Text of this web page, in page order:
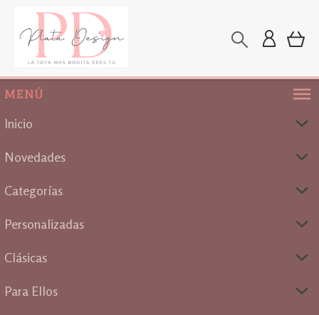
MENÚ
Inicio
Novedades
Categorías
Personalizadas
Clásicas
Para Ellos